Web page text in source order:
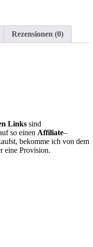
Rezensionen (0)
Links sind
so einen Affiliate–
bekomme ich von dem
eine Provision.